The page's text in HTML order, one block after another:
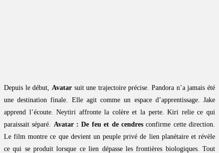
Depuis le début, Avatarsuit une trajectoire précise. Pandora n’a jamais été
une destination finale. Elle agit comme un espace d’apprentissage. Jake
apprend l’écoute. Neytiri affronte la colère et la perte. Kiri relie ce qui
paraissait séparé. Avatar : De feu et de cendresconfirme cette direction.
Le film montre ce que devient un peuple privé de lien planétaire et révèle
ce qui se produit lorsque ce lien dépasse les frontières biologiques. Tout